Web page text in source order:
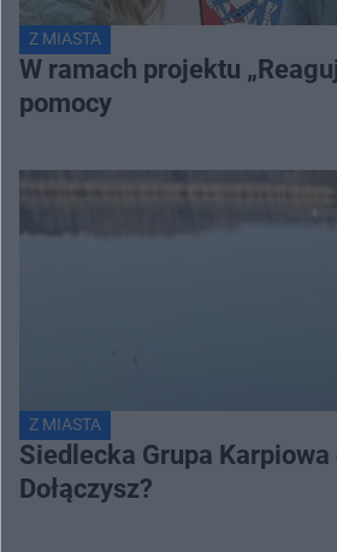
Z MIASTA
W ramach projektu
pomocy
Z MIASTA
Siedlecka Grupa
Dołączysz?